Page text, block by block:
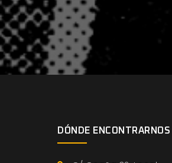
DÓNDE ENCONTRARNOS